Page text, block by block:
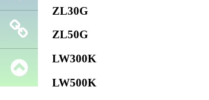
ZL30G
ZL50G
LW300K
LW500K
Facebook
Запчасти